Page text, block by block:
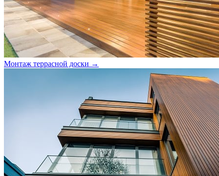
Монтаж террасной доски →